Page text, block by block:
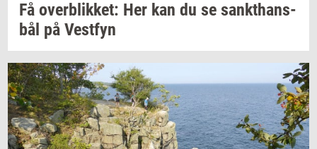
Få over­blik­ket: Her kan du se sank­t­hans­
bål på Ve­st­fyn